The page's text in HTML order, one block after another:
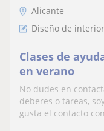
Alicante
Diseño de
Clases de
en verano
No dudes en
deberes o tareas,
gusta el contacto